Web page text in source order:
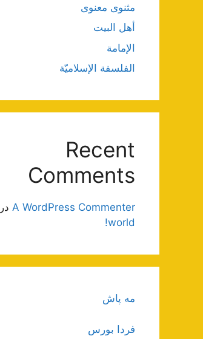
مثنوی معنوی
أهل البيت
الإمامة
الفلسفة الإسلاميّة
Recent
Comments
A WordPress Commenter در
world!
مه پاش
فردا بورس